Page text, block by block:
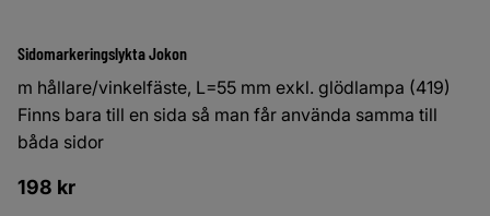
Sidomarkeringslykta Jokon
m hållare/vinkelfäste, L=55 mm exkl. glödlampa (419)
Finns bara till en sida så man får använda samma till
båda sidor
198 kr